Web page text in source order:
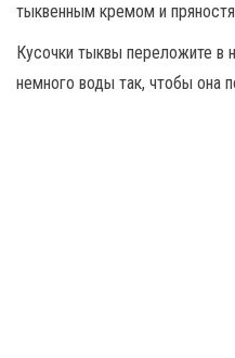
Кусочки тыквы переложите в
немного воды так, чтобы она